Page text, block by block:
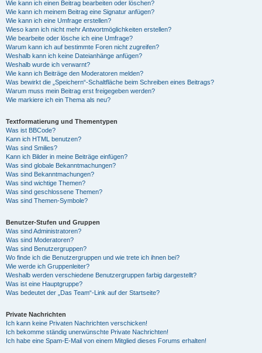
Wie kann ich einen Beitrag bearbeiten oder löschen?
Wie kann ich meinem Beitrag eine Signatur anfügen?
Wie kann ich eine Umfrage erstellen?
Wieso kann ich nicht mehr Antwortmöglichkeiten erstellen?
Wie bearbeite oder lösche ich eine Umfrage?
Warum kann ich auf bestimmte Foren nicht zugreifen?
Weshalb kann ich keine Dateianhänge anfügen?
Weshalb wurde ich verwarnt?
Wie kann ich Beiträge den Moderatoren melden?
Was bewirkt die „Speichern“-Schaltfläche beim Schreiben eines Beitrags?
Warum muss mein Beitrag erst freigegeben werden?
Wie markiere ich ein Thema als neu?
Textformatierung und Thementypen
Was ist BBCode?
Kann ich HTML benutzen?
Was sind Smilies?
Kann ich Bilder in meine Beiträge einfügen?
Was sind globale Bekanntmachungen?
Was sind Bekanntmachungen?
Was sind wichtige Themen?
Was sind geschlossene Themen?
Was sind Themen-Symbole?
Benutzer-Stufen und Gruppen
Was sind Administratoren?
Was sind Moderatoren?
Was sind Benutzergruppen?
Wo finde ich die Benutzergruppen und wie trete ich ihnen bei?
Wie werde ich Gruppenleiter?
Weshalb werden verschiedene Benutzergruppen farbig dargestellt?
Was ist eine Hauptgruppe?
Was bedeutet der „Das Team“-Link auf der Startseite?
Private Nachrichten
Ich kann keine Privaten Nachrichten verschicken!
Ich bekomme ständig unerwünschte Private Nachrichten!
Ich habe eine Spam-E-Mail von einem Mitglied dieses Forums erhalten!